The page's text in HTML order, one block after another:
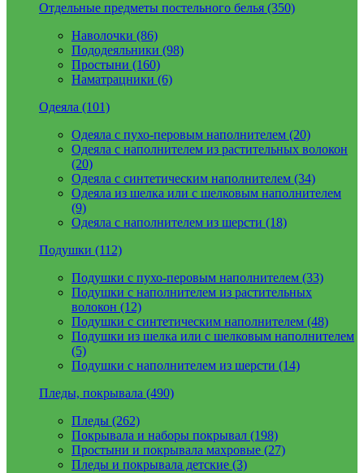
Отдельные предметы постельного белья (350)
Наволочки (86)
Пододеяльники (98)
Простыни (160)
Наматрацники (6)
Одеяла (101)
Одеяла с пухо-перовым наполнителем (20)
Одеяла с наполнителем из растительных волокон
(20)
Одеяла с синтетическим наполнителем (34)
Одеяла из шелка или с шелковым наполнителем
(9)
Одеяла с наполнителем из шерсти (18)
Подушки (112)
Подушки с пухо-перовым наполнителем (33)
Подушки с наполнителем из растительных
волокон (12)
Подушки с синтетическим наполнителем (48)
Подушки из шелка или с шелковым наполнителем
(5)
Подушки с наполнителем из шерсти (14)
Пледы, покрывала (490)
Пледы (262)
Покрывала и наборы покрывал (198)
Простыни и покрывала махровые (27)
Пледы и покрывала детские (3)